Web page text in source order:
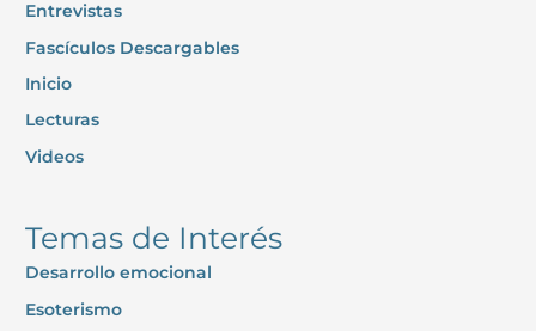
Entrevistas
Fascículos Descargables
Inicio
Lecturas
Videos
Temas de Interés
Desarrollo emocional
Esoterismo